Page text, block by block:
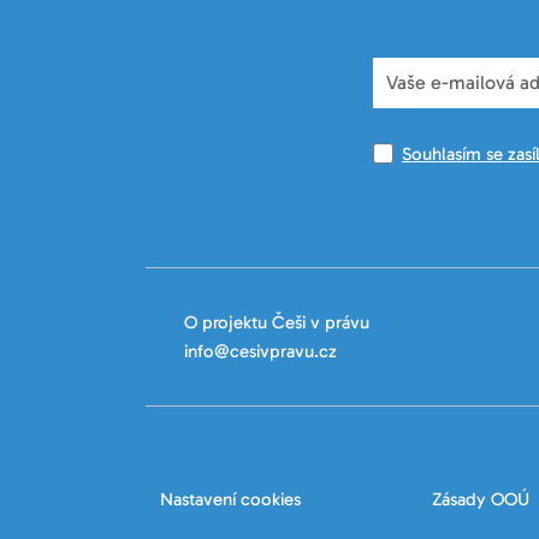
Souhlasím se
O projektu Češi v právu
info@cesivpravu.cz
Nastavení cookies Zásady OOÚ